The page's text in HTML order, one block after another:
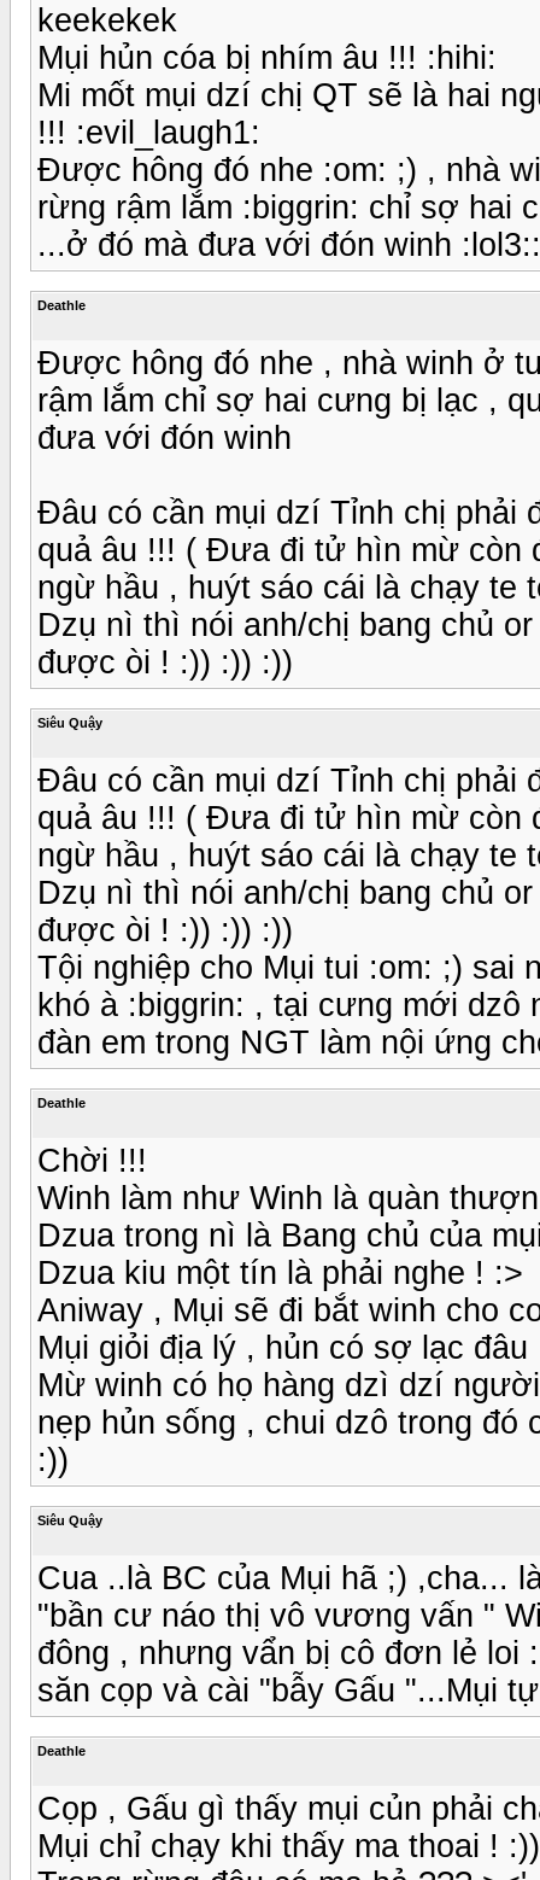
keekekek
Mụi hủn cóa bị nhím âu !!! :hihi:
Mi mốt mụi dzí chị QT sẽ là hai
!!! :evil_laugh1:
Được hông đó nhe :om: ;) , nhà
rừng rậm lắm :biggrin: chỉ sợ hai
...ở đó mà đưa với đón winh
Deathle
Được hông đó nhe , nhà winh ở
rậm lắm chỉ sợ hai cưng bị lạc ,
đưa với đón winh
Đâu có cần mụi dzí Tỉnh chị phải
quả âu !!! ( Đưa đi tử hìn mừ còn
ngừ hầu , huýt sáo cái là chạy te
Dzụ nì thì nói anh/chị bang chủ
được òi ! :)) :)) :))
Siêu Quậy
Đâu có cần mụi dzí Tỉnh chị phải
quả âu !!! ( Đưa đi tử hìn mừ còn
ngừ hầu , huýt sáo cái là chạy te
Dzụ nì thì nói anh/chị bang chủ
được òi ! :)) :)) :))
Tội nghiệp cho Mụi tui :om: ;) sai
khó à :biggrin: , tại cưng mới
đàn em trong NGT làm nội ứng
Deathle
Chời !!!
Winh làm như Winh là quàn
Dzua trong nì là Bang chủ của
Dzua kiu một tín là phải nghe ! :>
Aniway , Mụi sẽ đi bắt winh cho
Mụi giỏi địa lý , hủn có sợ lạc đâu
Mừ winh có họ hàng dzì dzí
nẹp hủn sống , chui dzô trong đó
:))
Siêu Quậy
Cua ..là BC của Mụi hã ;) ,cha...
"bần cư náo thị vô vương vấn "
đông , nhưng vẩn bị cô đơn lẻ loi
săn cọp và cài "bẫy Gấu "...Mụi
Deathle
Cọp , Gấu gì thấy mụi củn phải
Mụi chỉ chạy khi thấy ma thoai !